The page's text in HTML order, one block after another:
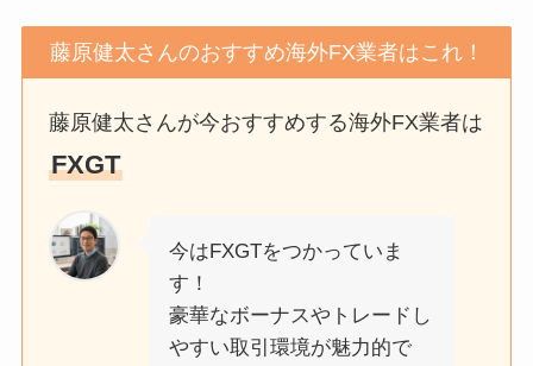
藤原健太さんのおすすめ海外FX業者はこれ！
藤原健太さんが今おすすめする海外FX業者は
FXGT
今はFXGTをつかっていま
す！
豪華なボーナスやトレードし
やすい取引環境が魅力的で